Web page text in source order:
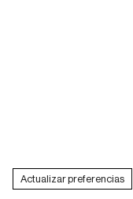
Hungría (HUF Ft)
Actualizar preferencias